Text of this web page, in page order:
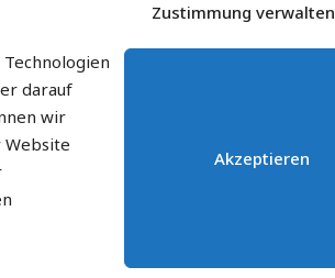
Zustimmung verwalten
darauf
wir
Website
Akzeptieren